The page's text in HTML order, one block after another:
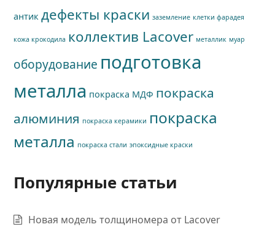
антик дефекты краски заземление клетки фарадея
кожа крокодила коллектив Lacover металлик муар
оборудование подготовка
металла покраска МДФ покраска
алюминия покраска керамики покраска
металла покраска стали эпоксидные краски
Популярные статьи
Новая модель толщиномера от Lacover